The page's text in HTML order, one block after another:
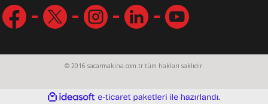
© 2016 sacarmakina.com.tr tüm hakları saklıdır.
ideasoft
e-